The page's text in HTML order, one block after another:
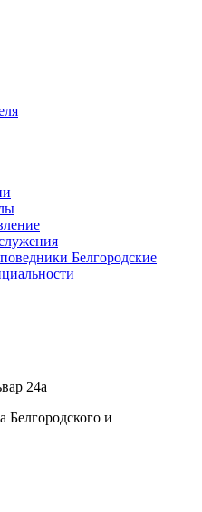
Белгородские
24а
Белгородского и